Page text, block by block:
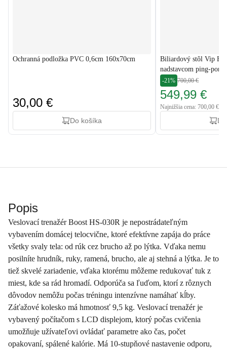
Ochranná podložka PVC 0,6cm 160x70cm
30,00 €
Do košíka
Biliardový stôl Vip
nadstavcom ping-
-21% 700,00 €
549,99 €
Najnižšia cena: 700,00 €
Popis
Veslovací trenažér Boost HS-030R je nepostrádateľným
vybavením domácej telocvične, ktoré efektívne zapája do práce
všetky svaly tela: od rúk cez brucho až po lýtka. Vďaka nemu
posilníte hrudník, ruky, ramená, brucho, ale aj stehná a lýtka. Je to
tiež skvelé zariadenie, vďaka ktorému môžeme redukovať tuk z
miest, kde sa rád hromadí. Odporúča sa ľuďom, ktorí z rôznych
dôvodov nemôžu počas tréningu intenzívne namáhať kĺby.
Záťažové kolesko má hmotnosť 9,5 kg. Veslovací trenažér je
vybavený počítačom s LCD displejom, ktorý počas cvičenia
umožňuje užívateľovi ovládať parametre ako čas, počet
opakovaní, spálené kalórie. Má 10-stupňové nastavenie odporu,